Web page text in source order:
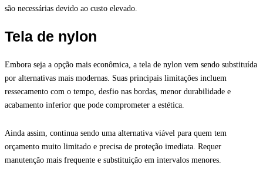
são necessárias devido ao custo elevado.
Tela de nylon
Embora seja a opção mais econômica, a tela de nylon vem sendo substituída
por alternativas mais modernas. Suas principais limitações incluem
ressecamento com o tempo, desfio nas bordas, menor durabilidade e
acabamento inferior que pode comprometer a estética.
Ainda assim, continua sendo uma alternativa viável para quem tem
orçamento muito limitado e precisa de proteção imediata. Requer
manutenção mais frequente e substituição em intervalos menores.